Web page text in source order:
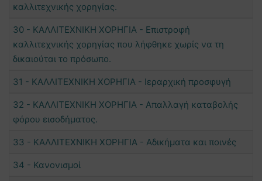
καλλιτεχνικής χορηγίας.
30 - ΚΑΛΛΙΤΕΧΝΙΚΗ ΧΟΡΗΓΙΑ - Επιστροφή
καλλιτεχνικής χορηγίας που λήφθηκε χωρίς να τη
δικαιούται το πρόσωπο.
31 - ΚΑΛΛΙΤΕΧΝΙΚΗ ΧΟΡΗΓΙΑ - Ιεραρχική προσφυγή
32 - ΚΑΛΛΙΤΕΧΝΙΚΗ ΧΟΡΗΓΙΑ - Απαλλαγή καταβολής
φόρου εισοδήματος.
33 - ΚΑΛΛΙΤΕΧΝΙΚΗ ΧΟΡΗΓΙΑ - Αδικήματα και ποινές
34 - Κανονισμοί